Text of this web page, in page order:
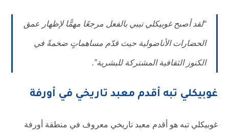
“لقد أصبح غوبيكلي تيبي بالفعل مرجعًا مهمًّا لإظهار عمق
الحضارات الأناضولية حيث قدّم مساهماتٍ ضخمةً في
الكنوز الثقافية المشتركة للبشرية”.
غوبيكلي تبه أقدم معبد تاريخي في أورفة
غوبيكلي تبه هو أقدم معبد تاريخي معروف في منطقة أورفة